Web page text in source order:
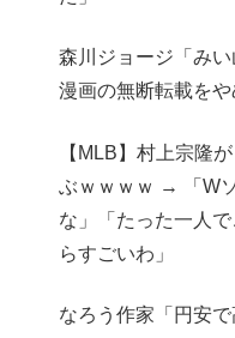
森川ジョージ「み
漫画の無断転載を
【MLB】村上宗隆
ぶｗｗｗｗ → 「W
な」「たった一人
らすごいわ」
なろう作家「円安